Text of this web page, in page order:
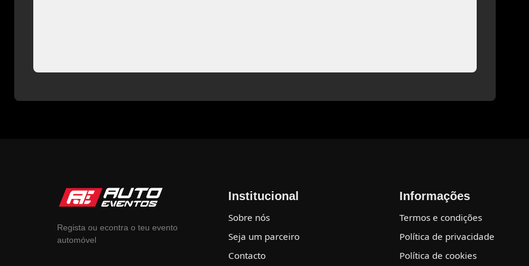
Regista ou econtra o teu evento
automóvel
Institucional
Sobre nós
Seja um parceiro
Contacto
Informações
Termos e condições
Política de privacidade
Política de cookies